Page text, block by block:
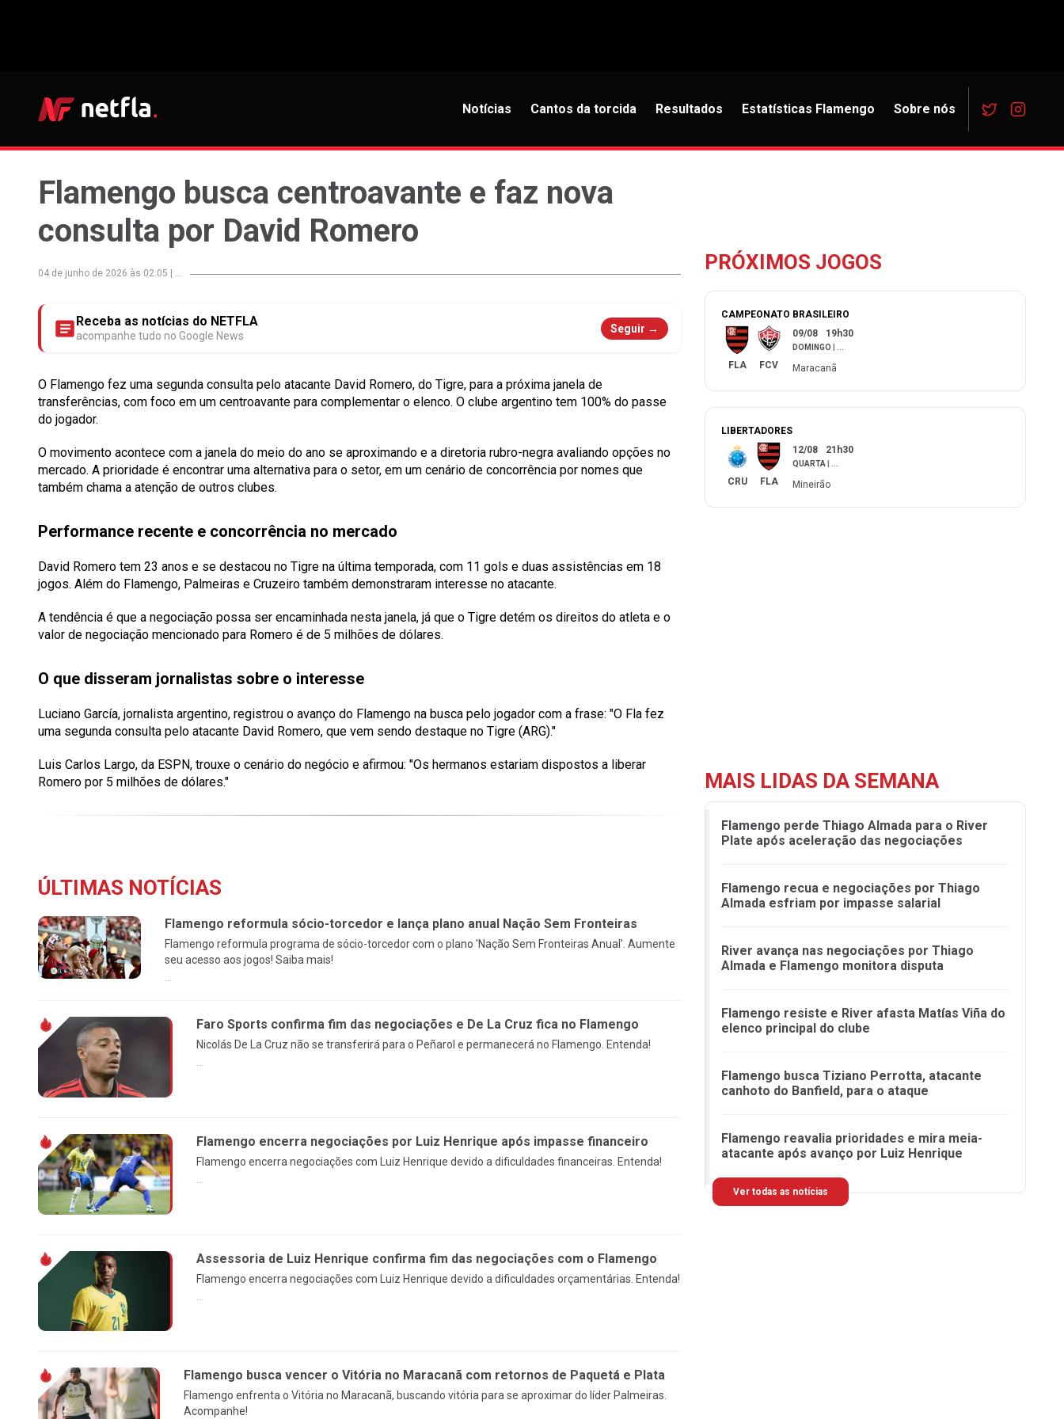
Notícias Cantos da torcida Resultados Estatísticas Flamengo Sobre nós
Flamengo busca centroavante e faz nova
consulta por David Romero
04 de junho de 2026 às 02:05 ...
Receba as notícias do NETFLA
acompanhe tudo no Google News
Seguir →
O Flamengo fez uma segunda consulta pelo atacante David Romero, do Tigre, para a próxima janela de
transferências, com foco em um centroavante para complementar o elenco. O clube argentino tem 100% do passe
do jogador.
O movimento acontece com a janela do meio do ano se aproximando e a diretoria rubro-negra avaliando opções no
mercado. A prioridade é encontrar uma alternativa para o setor, em um cenário de concorrência por nomes que
também chama a atenção de outros clubes.
Performance recente e concorrência no mercado
David Romero tem 23 anos e se destacou no Tigre na última temporada, com 11 gols e duas assistências em 18
jogos. Além do Flamengo, Palmeiras e Cruzeiro também demonstraram interesse no atacante.
A tendência é que a negociação possa ser encaminhada nesta janela, já que o Tigre detém os direitos do atleta e o
valor de negociação mencionado para Romero é de 5 milhões de dólares.
O que disseram jornalistas sobre o interesse
Luciano García, jornalista argentino, registrou o avanço do Flamengo na busca pelo jogador com a frase: "O Fla fez
uma segunda consulta pelo atacante David Romero, que vem sendo destaque no Tigre (ARG)."
Luis Carlos Largo, da ESPN, trouxe o cenário do negócio e afirmou: "Os hermanos estariam dispostos a liberar
Romero por 5 milhões de dólares."
ÚLTIMAS NOTÍCIAS
Flamengo reformula sócio-torcedor e lança plano anual Nação Sem Fronteiras
Flamengo reformula programa de sócio-torcedor com o plano 'Nação Sem Fronteiras Anual'. Aumente
seu acesso aos jogos! Saiba mais!
...
Faro Sports confirma fim das negociações e De La Cruz fica no Flamengo
Nicolás De La Cruz não se transferirá para o Peñarol e permanecerá no Flamengo. Entenda!
...
Flamengo encerra negociações por Luiz Henrique após impasse financeiro
Flamengo encerra negociações com Luiz Henrique devido a dificuldades financeiras. Entenda!
Assessoria de Luiz Henrique confirma fim das negociações com o Flamengo
Flamengo encerra negociações com Luiz Henrique devido a dificuldades orçamentárias. Entenda!
Flamengo busca vencer o Vitória no Maracanã com retornos de Paquetá e Plata
Flamengo enfrenta o Vitória no Maracanã, buscando vitória para se aproximar do líder Palmeiras.
Acompanhe!
PRÓXIMOS JOGOS
CAMPEONATO BRASILEIRO
FLA FCV
09/08 19h30
DOMINGO
Maracanã
LIBERTADORES
CRU FLA
12/08 21h30
QUARTA
Mineirão
MAIS LIDAS DA SEMANA
Flamengo perde Thiago Almada para o River
Plate após aceleração das negociações
Flamengo recua e negociações por Thiago
Almada esfriam por impasse salarial
River avança nas negociações por Thiago
Almada e Flamengo monitora disputa
Flamengo resiste e River afasta Matías Viña do
elenco principal do clube
Flamengo busca Tiziano Perrotta, atacante
canhoto do Banfield, para o ataque
Flamengo reavalia prioridades e mira meia-
atacante após avanço por Luiz Henrique
Ver todas as notícias